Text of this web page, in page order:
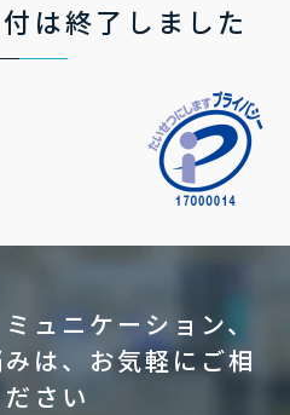
は終了しました
ュニケーション、
は、お気軽にご相
さい